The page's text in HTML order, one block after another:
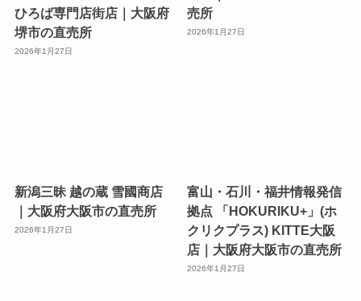
ひろば専門店街店｜大阪府
堺市の直売所
2026年1月27日
売所
2026年1月27日
新潟三昧 越の蔵 雪國商店
｜大阪府大阪市の直売所
2026年1月27日
富山・石川・福井情報発信
拠点 「HOKURIKU+」(ホ
クリクプラス) KITTE大阪
店｜大阪府大阪市の直売所
2026年1月27日